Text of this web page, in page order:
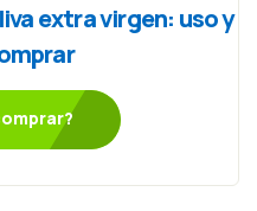
extra virgen: uso y